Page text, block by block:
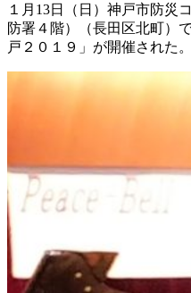
１月13日（日）神戸市防災
防署４階）（長田区北町）
戸２０１９」が開催された。